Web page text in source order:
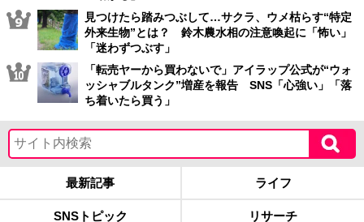
外来生物”とは？ 鈴木農水相の注意喚起に「怖い」
「迷わずつぶす」
「転売ヤーから買わないで」アイラップ公式が“ウォ
ッシャブルタンク”増産を報告 SNS「心強い」「落
ち着いたら買う」
最新記事 ライフ
SNSトピック リサーチ